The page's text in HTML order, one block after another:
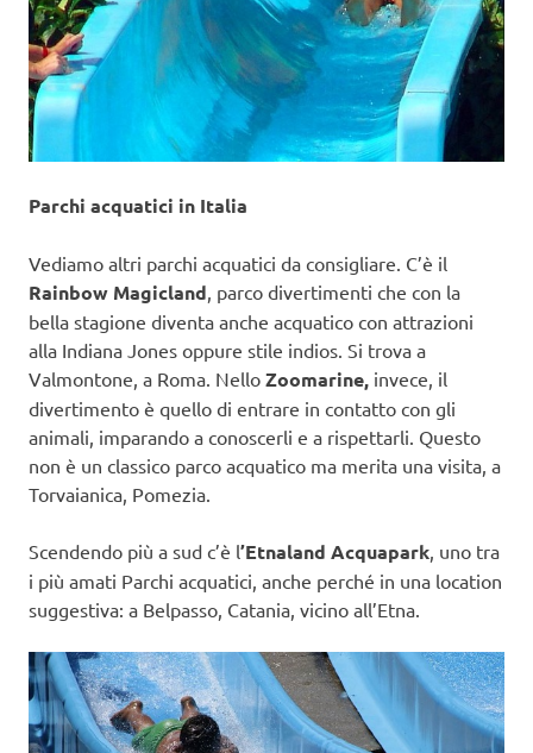
Parchi acquatici in Italia
Vediamo altri parchi acquatici da consigliare. C’è il
Rainbow Magicland , parco divertimenti che con la
bella stagione diventa anche acquatico con attrazioni
alla Indiana Jones oppure stile indios. Si trova a
Valmontone, a Roma. Nello Zoomarine, invece, il
divertimento è quello di entrare in contatto con gli
animali, imparando a conoscerli e a rispettarli. Questo
non è un classico parco acquatico ma merita una visita, a
Torvaianica, Pomezia.
Scendendo più a sud c’è l’Etnaland Acquapark , uno tra
i più amati Parchi acquatici, anche perché in una location
suggestiva: a Belpasso, Catania, vicino all’Etna.